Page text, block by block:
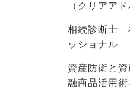
（クリアア
相続診断士
ッショナル
資産防衛と
融商品活用